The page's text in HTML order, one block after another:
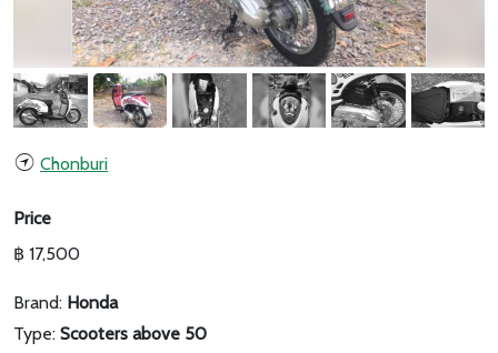
Chonburi
Price
฿ 17,500
Brand: Honda
Type: Scooters above 50